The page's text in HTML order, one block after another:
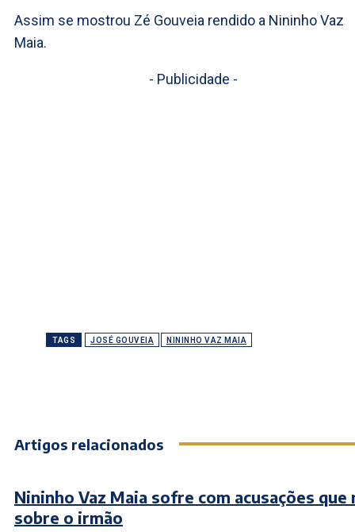
Assim se mostrou Zé Gouveia rendido a Nininho Vaz
Maia.
- Publicidade -
TAGS JOSÉ GOUVEIA NININHO VAZ MAIA
Artigos relacionados
Nininho Vaz Maia sofre com acusações que
sobre o irmão